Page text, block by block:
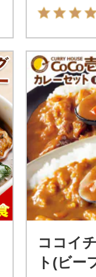
ココイ
ト(ビー